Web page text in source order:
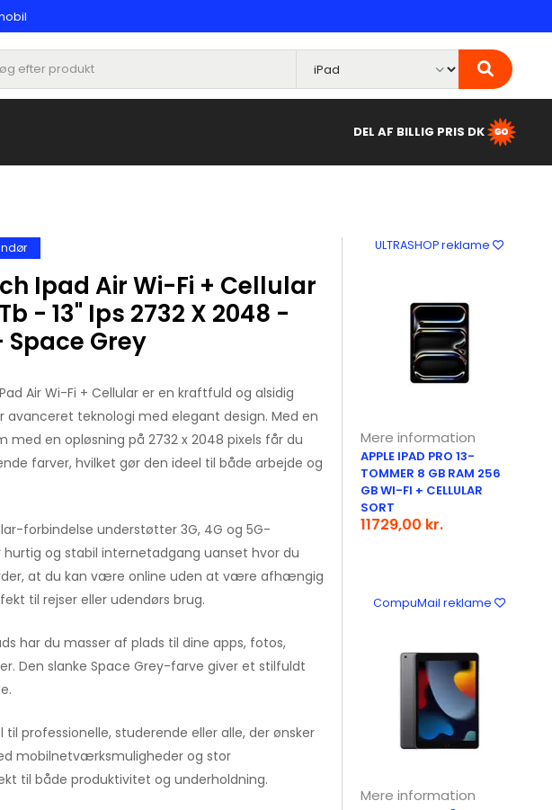
DEL AF BILLIG PRIS DK
Ipad Air Wi-Fi + Cellular
- 13" Ips 2732 X 2048 -
Space Grey
Air Wi-Fi + Cellular er en kraftfuld og alsidig
avanceret teknologi med elegant design. Med en
med en opløsning på 2732 x 2048 pixels får du
farver, hvilket gør den ideel til både arbejde og
forbindelse understøtter 3G, 4G og 5G-
og stabil internetadgang uanset hvor du
at du kan være online uden at være afhængig
til rejser eller udendørs brug.
har du masser af plads til dine apps, fotos,
Den slanke Space Grey-farve giver et stilfuldt
til professionelle, studerende eller alle, der ønsker
mobilnetværksmuligheder og stor
til både produktivitet og underholdning.
ULTRASHOP reklame
Mere information
APPLE IPAD PRO 13-
TOMMER 8 GB RAM 256
GB WI-FI + CELLULAR
SORT
11729,00 kr.
CompuMail reklame
Mere information